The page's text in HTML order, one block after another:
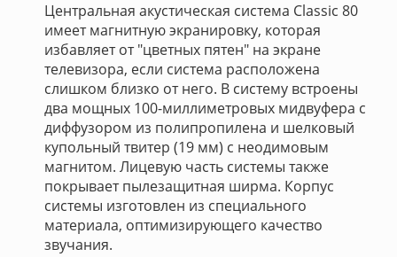
Центральная акустическая система Classic 80
имеет магнитную экранировку, которая
избавляет от "цветных пятен" на экране
телевизора, если система расположена
слишком близко от него. В систему встроены
два мощных 100-миллиметровых мидвуфера с
диффузором из полипропилена и шелковый
купольный твитер (19 мм) с неодимовым
магнитом. Лицевую часть системы также
покрывает пылезащитная ширма. Корпус
системы изготовлен из специального
материала, оптимизирующего качество
звучания.